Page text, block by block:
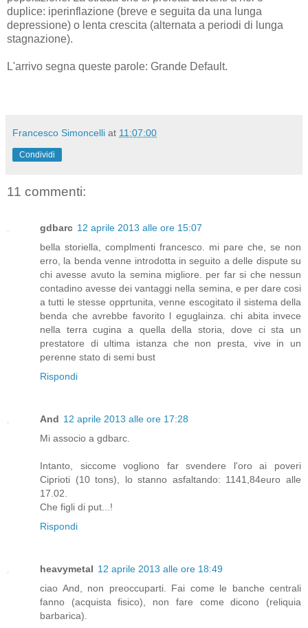
duplice: iperinflazione (breve e seguita da una lunga
depressione) o lenta crescita (alternata a periodi di lunga
stagnazione).
L'arrivo segna queste parole: Grande Default.
Francesco Simoncelli at 11:07:00
Condividi
11 commenti:
gdbarc 12 aprile 2013 alle ore 15:07
bella storiella, complmenti francesco. mi pare che, se non
erro, la benda venne introdotta in seguito a delle dispute su
chi avesse avuto la semina migliore. per far si che nessun
contadino avesse dei vantaggi nella semina, e per dare cosi
a tutti le stesse opprtunita, venne escogitato il sistema della
benda che avrebbe favorito l eguglainza. chi abita invece
nella terra cugina a quella della storia, dove ci sta un
prestatore di ultima istanza che non presta, vive in un
perenne stato di semi bust
Rispondi
And 12 aprile 2013 alle ore 17:28
Mi associo a gdbarc.
Intanto, siccome vogliono far svendere l'oro ai poveri
Ciprioti (10 tons), lo stanno asfaltando: 1141,84euro alle
17.02.
Che figli di put...!
Rispondi
heavymetal 12 aprile 2013 alle ore 18:49
ciao And, non preoccuparti. Fai come le banche centrali
fanno (acquista fisico), non fare come dicono (reliquia
barbarica).